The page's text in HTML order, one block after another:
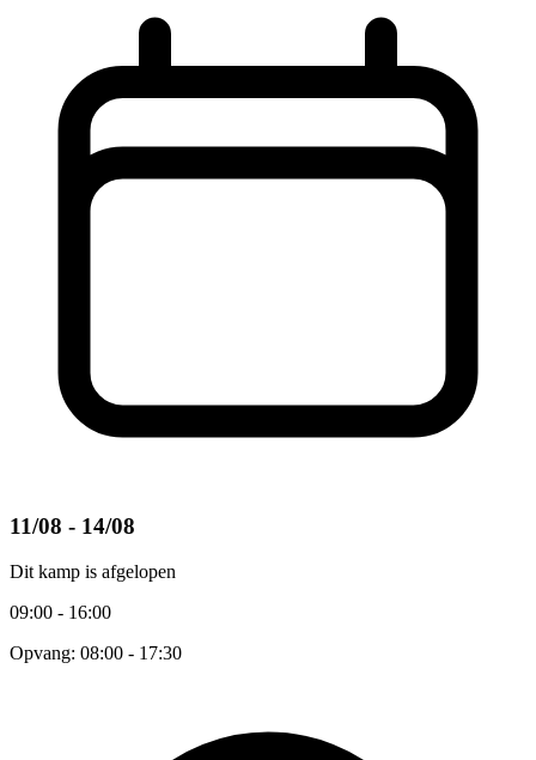
11/08 - 14/08
Dit kamp is afgelopen
09:00 - 16:00
Opvang: 08:00 - 17:30